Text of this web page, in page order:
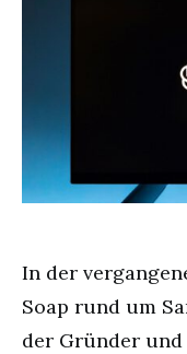
In der
Soap rund um
der Gründer